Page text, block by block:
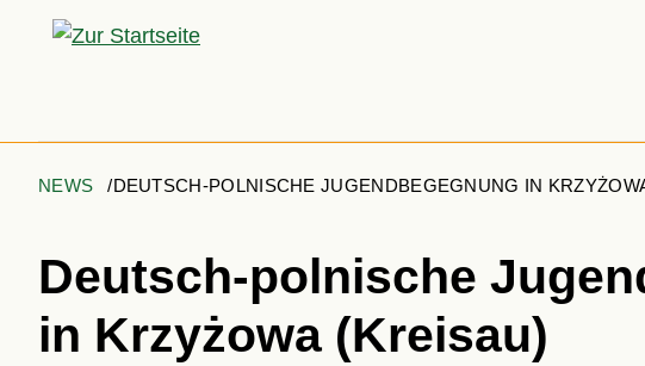
NEWS DEUTSCH-POLNISCHE JUGENDBEGEGNUNG IN
Deutsch-polnische
in Krzyżowa (Kreisau)